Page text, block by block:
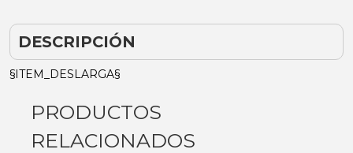
DESCRIPCIÓN
§ITEM_DESLARGA§
PRODUCTOS
RELACIONADOS